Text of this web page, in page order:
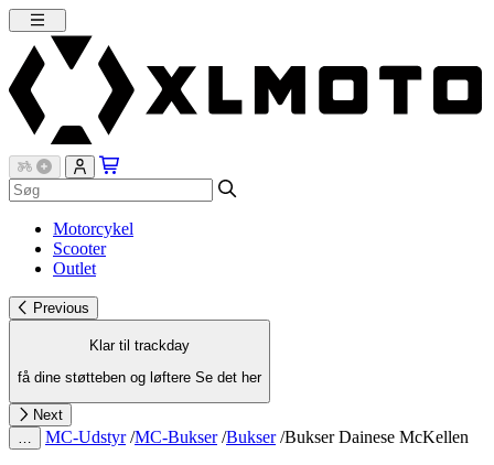
Motorcykel
Scooter
Outlet
Previous
Klar til trackday
få dine støtteben og løftere Se det her
Next
MC-Udstyr /MC-Bukser /Bukser /Bukser Dainese McKellen